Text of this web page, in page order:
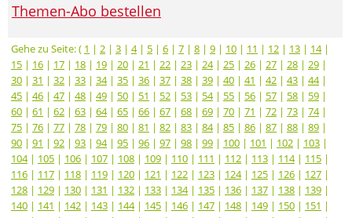
Themen-Abo bestellen
Gehe zu Seite: ( 1 | 2 | 3 | 4| 5 | 6 | 7 | 8 | 9 | 10 | 11 | 12 | 13 | 14|
15 | 16 | 17 | 18 | 19 | 20 | 21 | 22 | 23 | 24| 25 | 26 | 27 | 28 | 29 |
30 | 31 | 32 | 33 | 34| 35 | 36 | 37 | 38 | 39 | 40 | 41 | 42 | 43 | 44|
45 | 46 | 47 | 48 | 49 | 50 | 51 | 52 | 53 | 54| 55 | 56 | 57 | 58 | 59 |
60 | 61 | 62 | 63 | 64| 65 | 66 | 67 | 68 | 69 | 70 | 71 | 72 | 73 | 74|
75 | 76 | 77 | 78 | 79 | 80 | 81 | 82 | 83 | 84| 85 | 86 | 87 | 88 | 89 |
90 | 91 | 92 | 93 | 94| 95 | 96 | 97 | 98 | 99 | 100 | 101 | 102 | 103 |
104| 105 | 106 | 107 | 108 | 109 | 110 | 111 | 112 | 113 | 114| 115 |
116 | 117 | 118 | 119 | 120 | 121 | 122 | 123 | 124| 125 | 126 | 127 |
128 | 129 | 130 | 131 | 132 | 133 | 134| 135 | 136 | 137 | 138 | 139 |
140 | 141 | 142 | 143 | 144| 145 | 146 | 147 | 148 | 149 | 150 | 151 |